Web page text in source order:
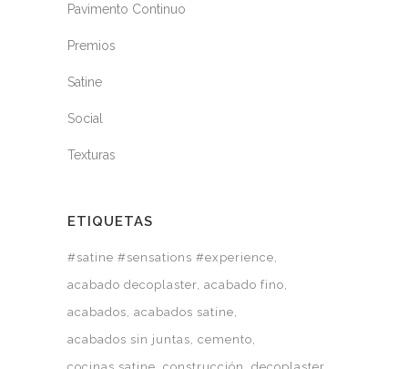
Pavimento Continuo
Premios
Satine
Social
Texturas
ETIQUETAS
#satine #sensations #experience
acabado decoplaster acabado fino
acabados acabados satine
acabados sin juntas cemento